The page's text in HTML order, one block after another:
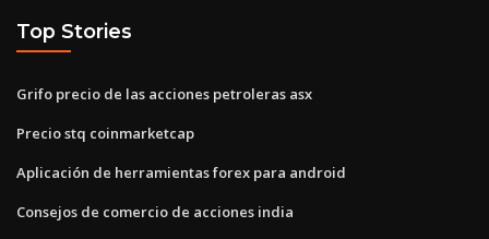
Top Stories
Grifo precio de las acciones petroleras asx
Precio stq coinmarketcap
Aplicación de herramientas forex para android
Consejos de comercio de acciones india